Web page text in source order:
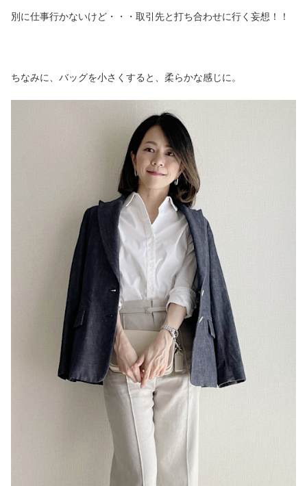
別に仕事行かないけど・・・取引先と打ち合わせに行く妄想！！
ちなみに、バッグを小さくすると、柔らかな感じに。